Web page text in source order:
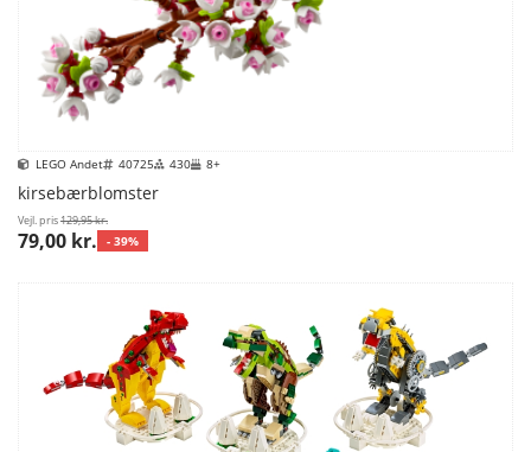
LEGO Andet 40725 430 8+
kirsebærblomster
Vejl. pris129,95 kr.
79,00 kr. - 39%